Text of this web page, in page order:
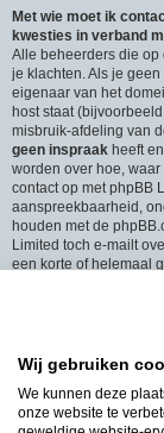
Met wie moet ik
kwesties in verband
Alle beheerders die op
je klachten. Als je
eigenaar van het
host staat
misbruik-afdeling van
geen inspraak heeft
worden over hoe,
contact op met phpBB
aanspreekbaarheid,
houden met de
Limited toch e-mailt
een korte of helemaal
Alle gebruikers van
formulier, als de optie
Leden van het forum
Omhoog
Wij gebruiken
We kunnen deze
onze website te